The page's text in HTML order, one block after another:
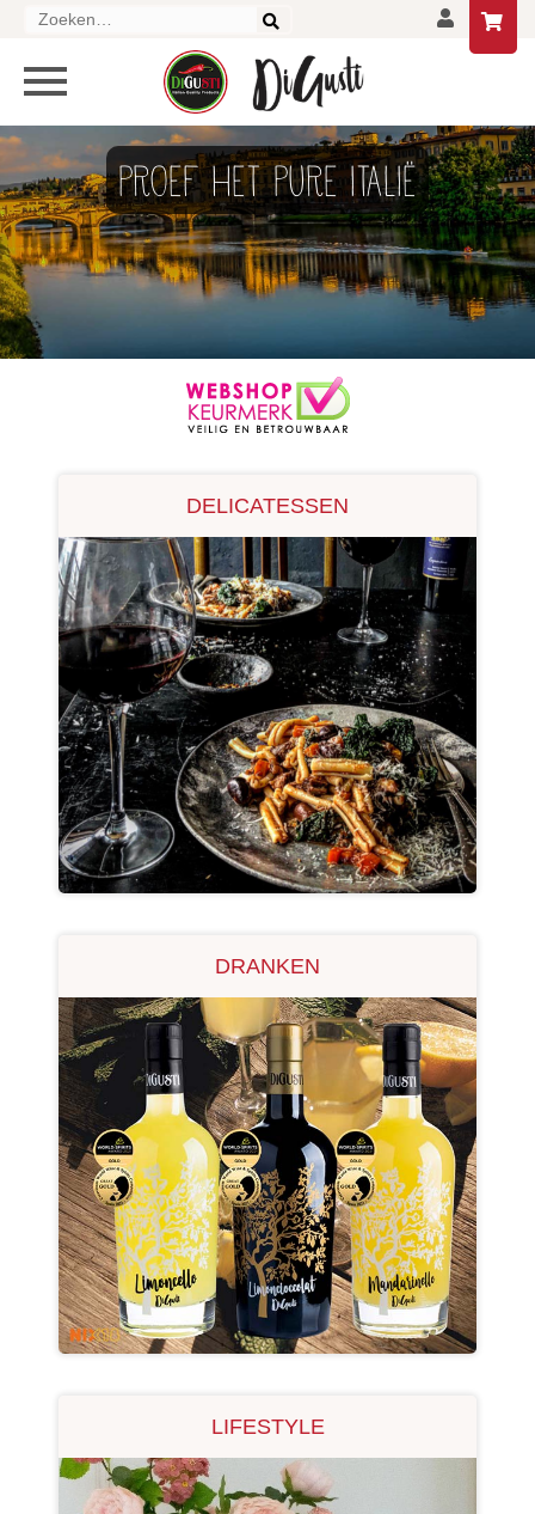
DELICATESSEN
DRANKEN
LIFESTYLE
GESCHENKEN EN PAKKETTEN
OVER ONS
VERKOOPPUNTEN
MIJN ACCOUNT
WINKELWAGEN
Zoeken
PROEF HET PURE ITALIË
DELICATESSEN
DRANKEN
LIFESTYLE